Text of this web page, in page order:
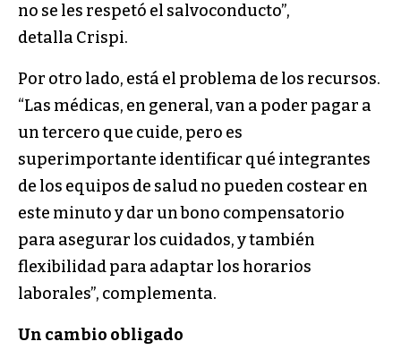
no se les respetó el salvoconducto”,
detalla Crispi.
Por otro lado, está el problema de los recursos.
“Las médicas, en general, van a poder pagar a
un tercero que cuide, pero es
superimportante identificar qué integrantes
de los equipos de salud no pueden costear en
este minuto y dar un bono compensatorio
para asegurar los cuidados, y también
flexibilidad para adaptar los horarios
laborales”, complementa.
Un cambio obligado